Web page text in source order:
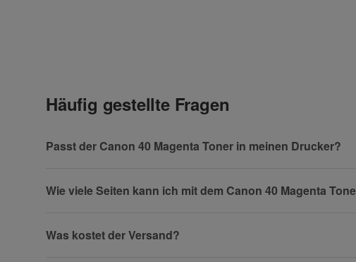
Häufig gestellte Fragen
Passt der Canon 40 Magenta Toner in meinen Drucker?
Wie viele Seiten kann ich mit dem Canon 40 Magenta
Was kostet der Versand?